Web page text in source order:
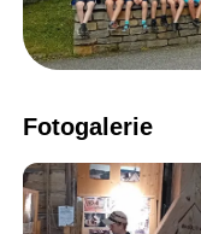
Fotogalerie